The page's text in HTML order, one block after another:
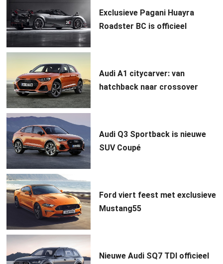
Exclusieve Pagani Huayra
Roadster BC is officieel
Audi A1 citycarver: van
hatchback naar crossover
Audi Q3 Sportback is nieuwe
SUV Coupé
Ford viert feest met exclusieve
Mustang55
Nieuwe Audi SQ7 TDI officieel